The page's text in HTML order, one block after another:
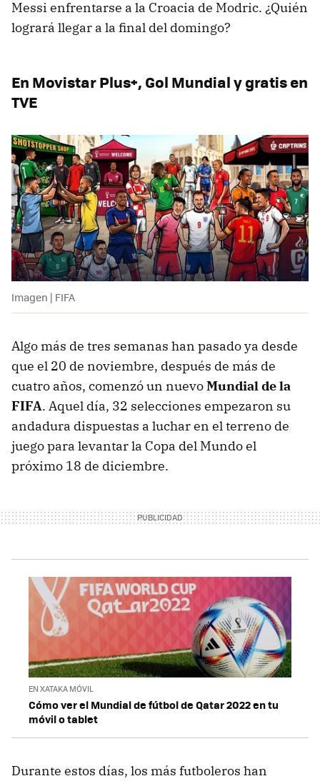
Messi enfrentarse a la Croacia de Modric. ¿Quién
logrará llegar a la final del domingo?
En Movistar Plus+, Gol Mundial y gratis en
TVE
Imagen | FIFA
Algo más de tres semanas han pasado ya desde
que el 20 de noviembre, después de más de
cuatro años, comenzó un nuevoMundial de la
FIFA. Aquel día, 32 selecciones empezaron su
andadura dispuestas a luchar en el terreno de
juego para levantar la Copa del Mundo el
próximo 18 de diciembre.
EN XATAKA MÓVIL
Cómo ver el Mundial de fútbol de Qatar 2022 en tu
móvil o tablet
Durante estos días, los más futboleros han